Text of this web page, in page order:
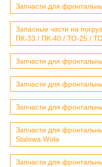
Запчасти для
Запасные части на
ПК-33 / ПК-40 / ТО-25 /
Запчасти для
Запчасти для
Запчасти для
Запчасти для
Stalowa Wola
Запчасти для